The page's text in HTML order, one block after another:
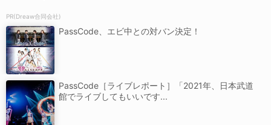
PR(Dreaw合同会社)
PassCode、エビ中との対バン決定！
PassCode［ライブレポート］「2021年、日本武道
館でライブしてもいいです...